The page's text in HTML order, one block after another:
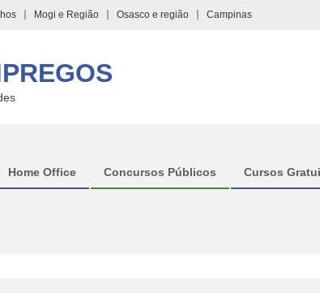
Mogi e Região Osasco e região Campinas
Home Office Concursos Públicos Cursos